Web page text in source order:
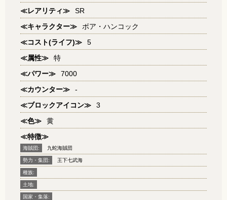
≪レアリティ≫
SR
≪キャラクター≫
ボア・ハンコック
≪コスト(ライフ)≫
5
≪属性≫
特
≪パワー≫
7000
≪カウンター≫
-
≪ブロックアイコン≫
3
≪色≫
黄
≪特徴≫
海賊団: 九蛇海賊団
勢力・集団: 王下七武海
種族:
土地:
国家・集落: